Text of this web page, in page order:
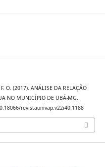
O. (2017). ANÁLISE DA RELAÇÃO
NO MUNICÍPIO DE UBÁ-MG.
revistaunivap.v22i40.1188